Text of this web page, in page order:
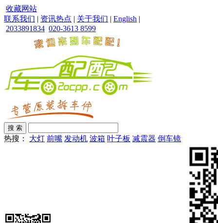
收藏网站
联系我们 | 资讯热点 | 关于我们 | English |
2033891834 020-3613 8599
热搜： 大灯 前嘴 发动机 波箱 叶子板 减震器 倒车镜